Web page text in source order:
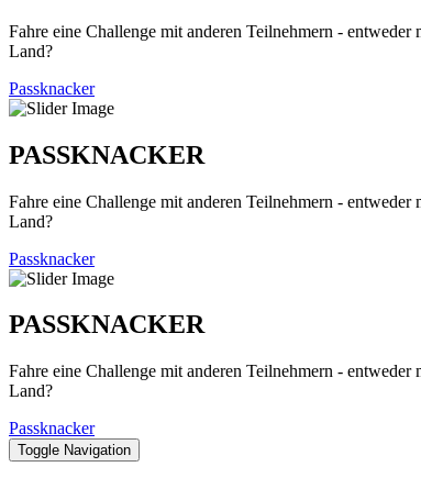
Fahre eine Challenge mit anderen Teilnehmern -
Land?
Passknacker
PASSKNACKER
Fahre eine Challenge mit anderen Teilnehmern -
Land?
Passknacker
PASSKNACKER
Fahre eine Challenge mit anderen Teilnehmern -
Land?
Passknacker
Toggle Navigation